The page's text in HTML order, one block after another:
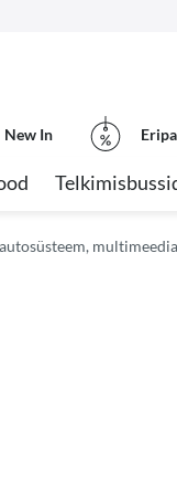
New In
multimeedia